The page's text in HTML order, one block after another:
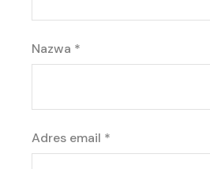
Nazwa *
Adres email *